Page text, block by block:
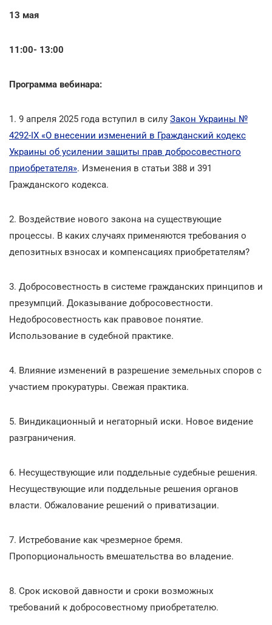
13 мая
11:00- 13:00
Программа вебинара:
1. 9 апреля 2025 года вступил в силу Закон Украины №
4292-ІХ «О внесении изменений в Гражданский кодекс
Украины об усилении защиты прав добросовестного
приобретателя». Изменения в статьи 388 и 391
Гражданского кодекса.
2. Воздействие нового закона на существующие
процессы. В каких случаях применяются требования о
депозитных взносах и компенсациях приобретателям?
3. Добросовестность в системе гражданских принципов и
презумпций. Доказывание добросовестности.
Недобросовестность как правовое понятие.
Использование в судебной практике.
4. Влияние изменений в разрешение земельных споров с
участием прокуратуры. Свежая практика.
5. Виндикационный и негаторный иски. Новое видение
разграничения.
6. Несуществующие или поддельные судебные решения.
Несуществующие или поддельные решения органов
власти. Обжалование решений о приватизации.
7. Истребование как чрезмерное бремя.
Пропорциональность вмешательства во владение.
8. Срок исковой давности и сроки возможных
требований к добросовестному приобретателю.